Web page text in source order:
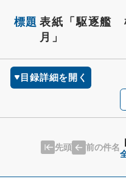
標題 表紙「駆逐艦
月」
目録詳細を開く
先頭 前の件名